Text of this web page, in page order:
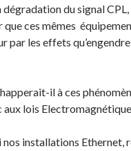
dégradation du signal
que ces mêmes
par les effets
il à ces
aux lois
nos installations Ethernet,